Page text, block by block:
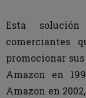
Esta
comerciantes
promocionar
Amazon en
Amazon en